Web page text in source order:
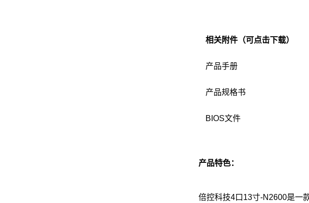
相关附件（可点击下载）
产品手册
产品规格书
BIOS文件
产品特色：
倍控科技4口13寸-N2600是一